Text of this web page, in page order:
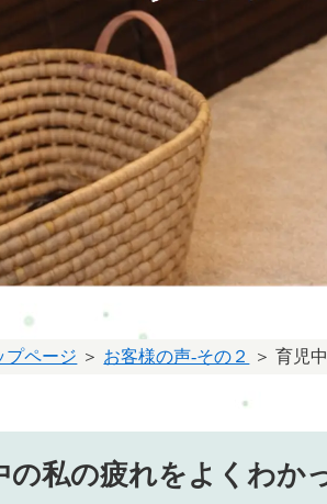
プページ ＞ お客様の声-その２ ＞ 育児
の私の疲れをよくわか